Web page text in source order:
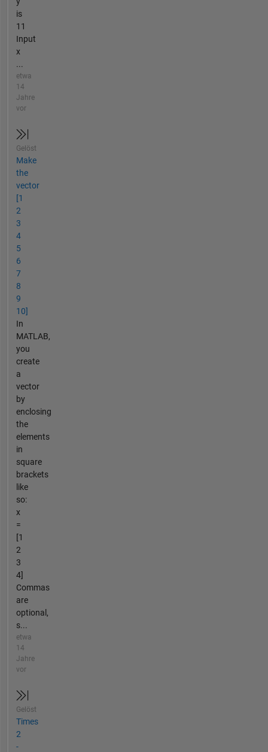
is
11
Input
x
...
etwa
14
Jahre
vor
Gelöst
Make
the
vector
[1
2
3
4
5
6
7
8
9
10]
In
MATLAB,
you
create
a
vector
by
enclosing
the
elements
in
square
brackets
like
so:
x
=
[1
2
3
4]
Commas
are
optional,
s...
etwa
14
Jahre
vor
Gelöst
Times
2
-